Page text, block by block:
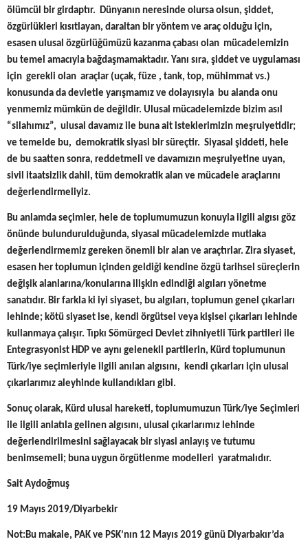
ölümcül bir girdaptır. Dünyanın neresinde olursa olsun, şiddet,
özgürlükleri kısıtlayan, daraltan bir yöntem ve araç olduğu için,
esasen ulusal özgürlüğümüzü kazanma çabası olan mücadelemizin
bu temel amacıyla bağdaşmamaktadır. Yanı sıra, şiddet ve uygulaması
için gerekli olan araçlar (uçak, füze , tank, top, mühimmat vs.)
konusunda da devletle yarışmamız ve dolayısıyla bu alanda onu
yenmemiz mümkün de değildir. Ulusal mücadelemizde bizim asıl
“silahımız”, ulusal davamız ile buna ait isteklerimizin meşruiyetidir;
ve temelde bu, demokratik siyasi bir süreçtir. Siyasal şiddeti, hele
de bu saatten sonra, reddetmeli ve davamızın meşruiyetine uyan,
sivil itaatsizlik dahil, tüm demokratik alan ve mücadele araçlarını
değerlendirmeliyiz.
Bu anlamda seçimler, hele de toplumumuzun konuyla ilgili algısı göz
önünde bulundurulduğunda, siyasal mücadelemizde mutlaka
değerlendirmemiz gereken önemli bir alan ve araçtırlar. Zira siyaset,
esasen her toplumun içinden geldiği kendine özgü tarihsel süreçlerin
değişik alanlarına/konularına ilişkin edindiği algıları yönetme
sanatıdır. Bir farkla ki iyi siyaset, bu algıları, toplumun genel çıkarları
lehinde; kötü siyaset ise, kendi örgütsel veya kişisel çıkarları lehinde
kullanmaya çalışır. Tıpkı Sömürgeci Devlet zihniyetli Türk partileri ile
Entegrasyonist HDP ve aynı gelenekli partilerin, Kürd toplumunun
Türk/iye seçimleriyle ilgili anılan algısını, kendi çıkarları için ulusal
çıkarlarımız aleyhinde kullandıkları gibi.
Sonuç olarak, Kürd ulusal hareketi, toplumumuzun Türk/iye Seçimleri
ile ilgili anlatıla gelinen algısını, ulusal çıkarlarımız lehinde
değerlendirilmesini sağlayacak bir siyasi anlayış ve tutumu
benimsemeli; buna uygun örgütlenme modelleri yaratmalıdır.
Sait Aydoğmuş
19 Mayıs 2019/Diyarbekir
Not:Bu makale, PAK ve PSK’nın 12 Mayıs 2019 günü Diyarbakır’da